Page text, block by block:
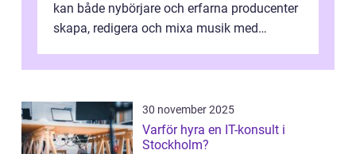
kan både nybörjare och erfarna producenter
skapa, redigera och mixa musik med
30 november 2025
Varför hyra en IT-konsult i
Stockholm?